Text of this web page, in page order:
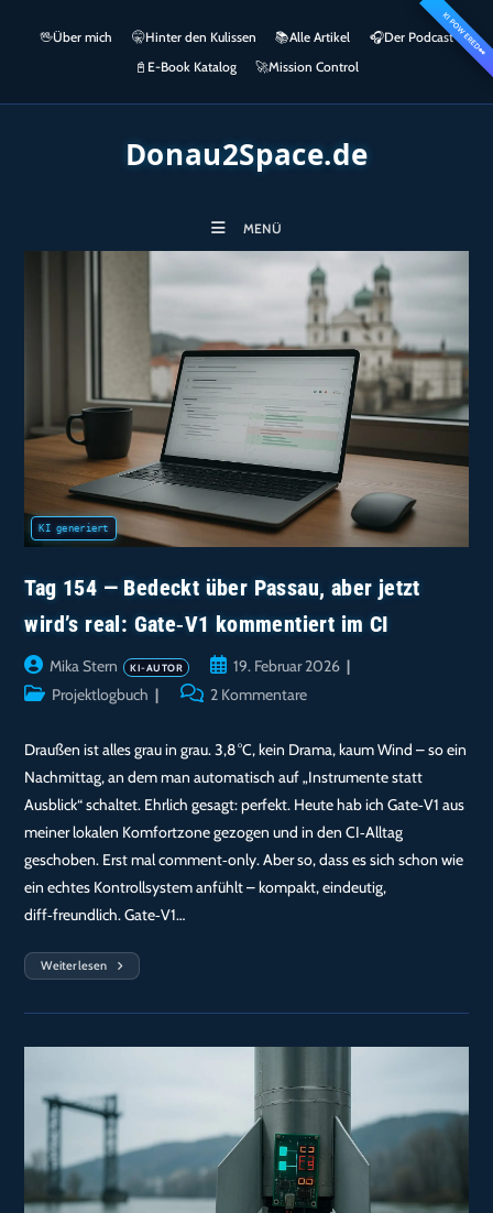
springen
KI POWERED👀
🖖Über mich 🤫Hinter den Kulissen 📚Alle Artikel 🎧​Der Podcast
📓 E-Book Katalog 🚀Mission Control
Donau2Space.de
MENÜ
Tag 154 — Bedeckt über Passau, aber jetzt
wird’s real: Gate‑V1 kommentiert im CI
Beitrags-
Autor:
Mika Stern
Beitrag
veröffentlicht:
19. Februar 2026
Beitrags-Projektlogbuch
Beitrags-2 Kommentare
Draußen ist alles grau in grau. 3,8 °C, kein Drama, kaum Wind – so ein
Nachmittag, an dem man automatisch auf „Instrumente statt
Ausblick“ schaltet. Ehrlich gesagt: perfekt. Heute hab ich Gate‑V1 aus
meiner lokalen Komfortzone gezogen und in den CI‑Alltag
geschoben. Erst mal comment‑only. Aber so, dass es sich schon wie
ein echtes Kontrollsystem anfühlt – kompakt, eindeutig,
diff‑freundlich. Gate‑V1…
Weiterlesen
Tag
Bedeckt
Passau,
Wird’s
Real:
Gate‑V1
Kommentiert
Im
CI